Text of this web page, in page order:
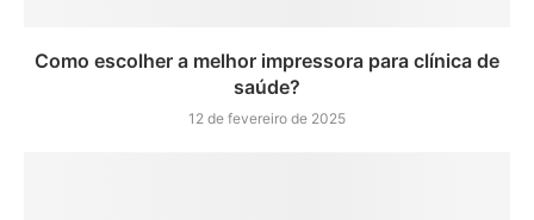
Como escolher a melhor impressora para clínica de
saúde?
12 de fevereiro de 2025